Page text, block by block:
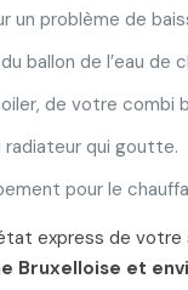
un problème de
ballon de l’eau de
de votre combi
qui goutte.
pour le
express de
Bruxelloise et